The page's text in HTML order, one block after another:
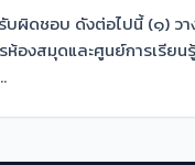
บผิดชอบ ดังต่อไปนี้ (๑) วา
องสมุดและศูนย์การเรียน